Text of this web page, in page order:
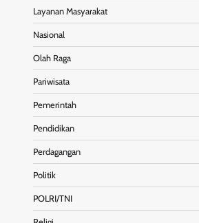
Layanan Masyarakat
Nasional
Olah Raga
Pariwisata
Pemerintah
Pendidikan
Perdagangan
Politik
POLRI/TNI